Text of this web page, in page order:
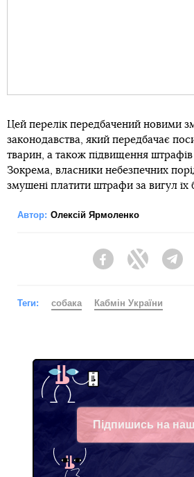
Цей перелік передбачений новими
законодавства, який передбачає
тварин, а також підвищення штрафів
Зокрема, власники небезпечних
змушені платити штрафи за вигул їх
Автор: Олексій Ярмоленко
FacebookTwitter
Теги: собака Кабмін України
Підпишись на наш
Telegram